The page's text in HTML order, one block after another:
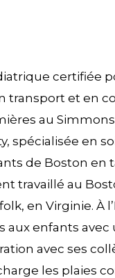
certifiée
transport et en
au
spécialisée en
de Boston en
travaillé au
en Virginie. À
aux enfants avec
avec ses
les plaies